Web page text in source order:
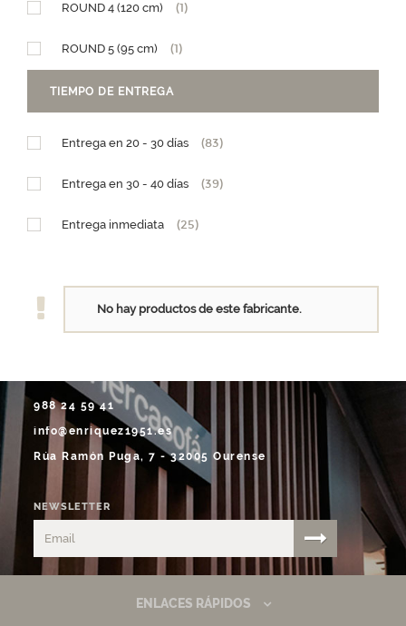
ROUND 4 (120 cm) (1)
ROUND 5 (95 cm) (1)
Diseño Granja (1)
TIEMPO DE ENTREGA
Entrega en 20 - 30 días (83)
Entrega en 30 - 40 días (39)
Entrega inmediata (25)
No hay productos de este fabricante.
988 24 59 41
info@enriquez1951.es
Rúa Ramón Puga, 7 - 32005 Ourense
NEWSLETTER
ENLACES RÁPIDOS